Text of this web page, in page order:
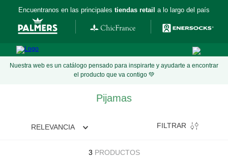
Encuentranos en las principales tiendas retail a lo largo del país
Nuestra web es un catálogo pensado para inspirarte y ayudarte a encontrar
el producto que va contigo 💚
Pijamas
RELEVANCIA FILTRAR
3 PRODUCTOS